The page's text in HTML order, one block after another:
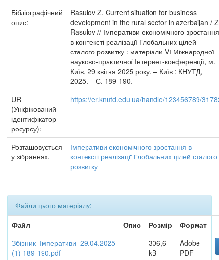
Бібліографічний
опис:
Rasulov Z. Current situation for business
development in the rural sector in azerbaijan /
Rasulov // Імперативи економічного зростання
в контексті реалізації Глобальних цілей
сталого розвитку : матеріали VІ Міжнародної
науково-практичної Інтернет-конференції, м.
Київ, 29 квітня 2025 року. – Київ : КНУТД,
2025. – С. 189-190.
URI
(Уніфікований
ідентифікатор
ресурсу):
https://er.knutd.edu.ua/handle/123456789/
Розташовується
у зібраннях:
Імперативи економічного зростання в
контексті реалізації Глобальних цілей сталого
розвитку
Файли цього матеріалу:
Файл
Опис Розмір
Формат
Збірник_Імперативи_29.04.2025
(1)-189-190.pdf
306,6
kB
Adobe
PDF